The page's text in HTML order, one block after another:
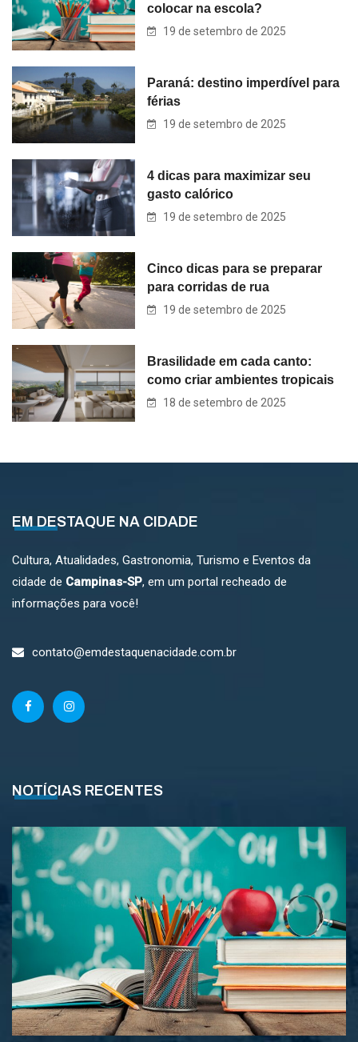
colocar na escola?
19 de setembro de 2025
Paraná: destino imperdível para
férias
19 de setembro de 2025
4 dicas para maximizar seu
gasto calórico
19 de setembro de 2025
Cinco dicas para se preparar
para corridas de rua
19 de setembro de 2025
Brasilidade em cada canto:
como criar ambientes tropicais
18 de setembro de 2025
EM DESTAQUE NA CIDADE
Cultura, Atualidades, Gastronomia, Turismo e Eventos da
cidade de Campinas-SP, em um portal recheado de
informações para você!
contato@emdestaquenacidade.com.br
NOTÍCIAS RECENTES